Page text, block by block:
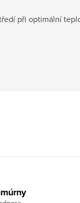
při optimální